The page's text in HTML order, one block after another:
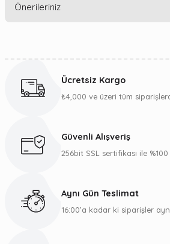
Önerileriniz
Görüş ve önerileriniz için teşekkür ederiz.
Ürün bilgilerinde hatalar bulunuyor.
Ücretsiz Kargo
₺4,000 ve üzeri tüm
Güvenli Alışveriş
256bit SSL sertifikası ile
Aynı Gün Teslimat
16:00’a kadar ki siparişler